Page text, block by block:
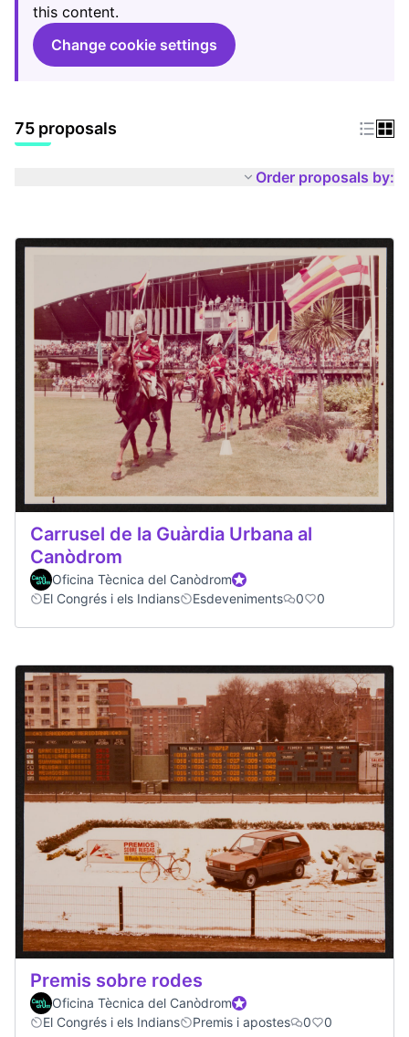
this content.
Change cookie settings
75 proposals
Order proposals by:
Carrusel de la Guàrdia Urbana al
Canòdrom
Oficina Tècnica del CanòdromOfficial participant
El Congrés i els Indians
Esdeveniments 0 0
Premis sobre rodes
Oficina Tècnica del CanòdromOfficial participant
El Congrés i els Indians
Premis i apostes 0 0